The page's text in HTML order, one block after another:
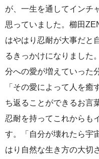
が、一生を通してインチ
思っていました。櫛田
はやはり忍耐が大事だと
るきっかけになりました
分への愛が増えていった
「その愛によって人を
ち返ることができるお言
忍耐を持ってこれからも
す。「自分が壊れたら宇
はり自然な生き方の大切